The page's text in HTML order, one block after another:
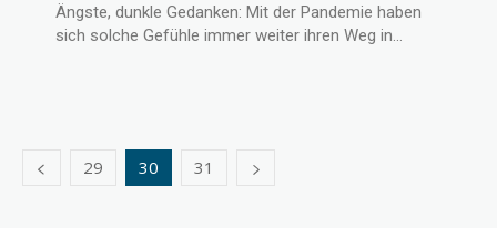
Ängste, dunkle Gedanken: Mit der Pandemie haben
sich solche Gefühle immer weiter ihren Weg in...
29 30 31